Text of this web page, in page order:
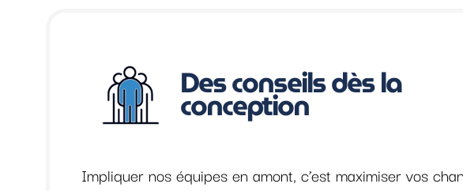
Des conseils dès la
conception
Impliquer nos équipes en amont, c’est maximiser vos